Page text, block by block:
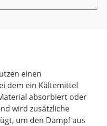
einen
dem ein Kältemittel
absorbiert oder
wird zusätzliche
um den Dampf aus